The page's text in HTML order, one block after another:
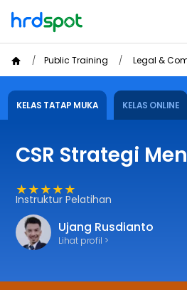
Public Training Legal &
KELAS TATAP MUKA KELAS ONLINE
CSR Strategi
★★★★★
Instruktur Pelatihan
Ujang Rusdianto
Lihat profil >